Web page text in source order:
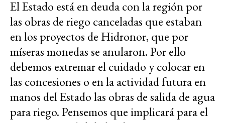
El Estado está en deuda con la región por
las obras de riego canceladas que estaban
en los proyectos de Hidronor, que por
míseras monedas se anularon. Por ello
debemos extremar el cuidado y colocar en
las concesiones o en la actividad futura en
manos del Estado las obras de salida de agua
para riego. Pensemos que implicará para el